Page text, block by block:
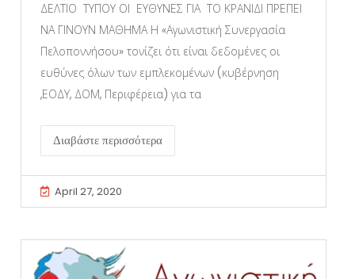
ΔΕΛΤΙΟ ΤΥΠΟΥ ΟΙ ΕΥΘΥΝΕΣ ΓΙΑ ΤΟ ΚΡΑΝΙΔΙ ΠΡΕΠΕΙ
ΝΑ ΓΙΝΟΥΝ ΜΑΘΗΜΑ Η «Αγωνιστική Συνεργασία
Πελοποννήσου» τονίζει ότι είναι δεδομένες οι
ευθύνες όλων των εμπλεκομένων (κυβέρνηση
,ΕΟΔΥ, ΔΟΜ, Περιφέρεια) για τα
Διαβάστε περισσότερα
April 27, 2020